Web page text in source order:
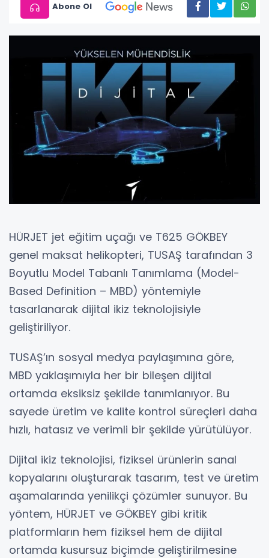
Abone Ol
HÜRJET jet eğitim uçağı ve T625 GÖKBEY
genel maksat helikopteri, TUSAŞ tarafından 3
Boyutlu Model Tabanlı Tanımlama (Model-
Based Definition – MBD) yöntemiyle
tasarlanarak dijital ikiz teknolojisiyle
geliştiriliyor.
TUSAŞ’ın sosyal medya paylaşımına göre,
MBD yaklaşımıyla her bir bileşen dijital
ortamda eksiksiz şekilde tanımlanıyor. Bu
sayede üretim ve kalite kontrol süreçleri daha
hızlı, hatasız ve verimli bir şekilde yürütülüyor.
Dijital ikiz teknolojisi, fiziksel ürünlerin sanal
kopyalarını oluşturarak tasarım, test ve üretim
aşamalarında yenilikçi çözümler sunuyor. Bu
yöntem, HÜRJET ve GÖKBEY gibi kritik
platformların hem fiziksel hem de dijital
ortamda kusursuz biçimde geliştirilmesine